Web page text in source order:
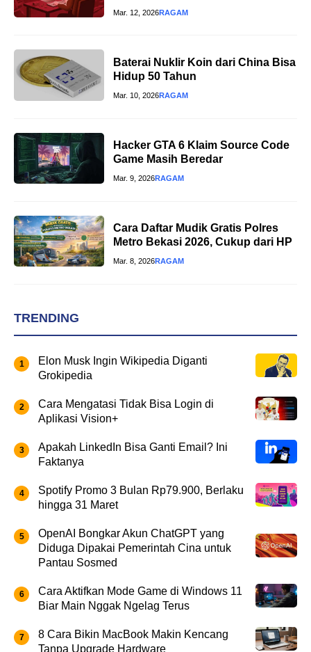
Mar. 12, 2026RAGAM
Baterai Nuklir Koin dari China Bisa
Hidup 50 Tahun
Mar. 10, 2026RAGAM
Hacker GTA 6 Klaim Source Code
Game Masih Beredar
Mar. 9, 2026RAGAM
Cara Daftar Mudik Gratis Polres
Metro Bekasi 2026, Cukup dari HP
Mar. 8, 2026RAGAM
TRENDING
Elon Musk Ingin Wikipedia Diganti
Grokipedia
Cara Mengatasi Tidak Bisa Login di
Aplikasi Vision+
Apakah LinkedIn Bisa Ganti Email? Ini
Faktanya
Spotify Promo 3 Bulan Rp79.900, Berlaku
hingga 31 Maret
OpenAI Bongkar Akun ChatGPT yang
Diduga Dipakai Pemerintah Cina untuk
Pantau Sosmed
Cara Aktifkan Mode Game di Windows 11
Biar Main Nggak Ngelag Terus
8 Cara Bikin MacBook Makin Kencang
Tanpa Upgrade Hardware